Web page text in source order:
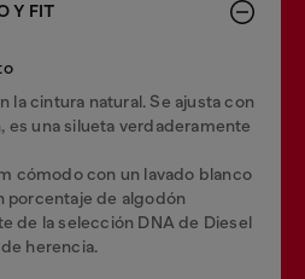
Y FIT
la cintura natural. Se ajusta con
es una silueta verdaderamente
cómodo con un lavado blanco
porcentaje de algodón
de la selección DNA de Diesel
herencia.